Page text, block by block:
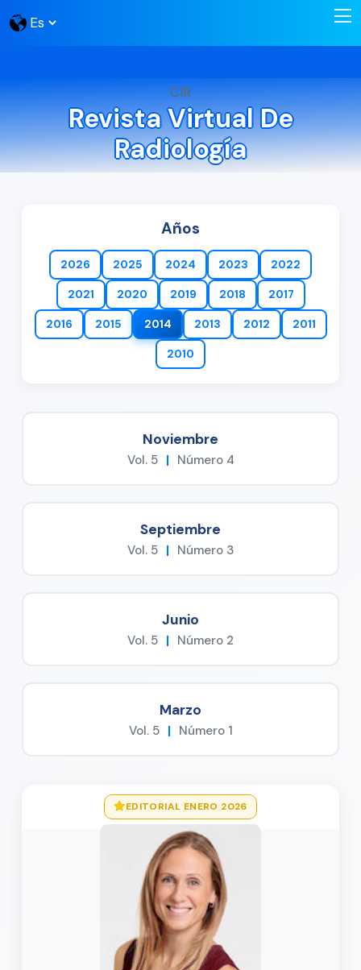
CIR
Revista Virtual De
Radiología
Años
2026 2025 2024 2023 2022
2021 2020 2019 2018 2017
2016 2015 2014 2013 2012 2011
2010
Noviembre
Vol. 5 | Número 4
Septiembre
Vol. 5 | Número 3
Junio
Vol. 5 | Número 2
Marzo
Vol. 5 | Número 1
EDITORIAL ENERO 2026